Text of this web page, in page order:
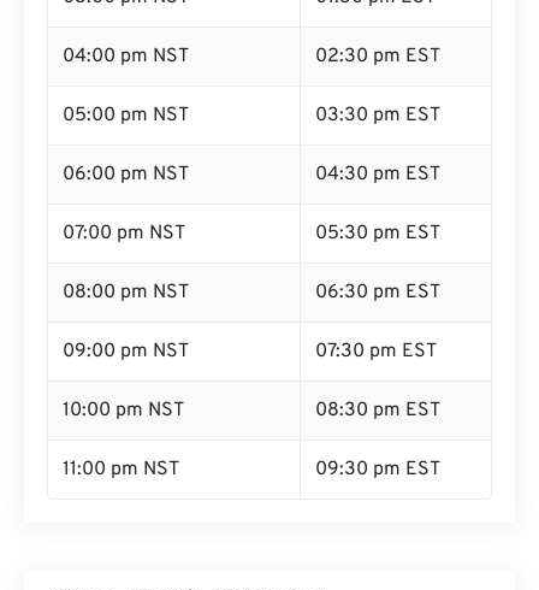
04:00 pm NST 02:30 pm EST
05:00 pm NST 03:30 pm EST
06:00 pm NST 04:30 pm EST
07:00 pm NST 05:30 pm EST
08:00 pm NST 06:30 pm EST
09:00 pm NST 07:30 pm EST
10:00 pm NST 08:30 pm EST
11:00 pm NST 09:30 pm EST